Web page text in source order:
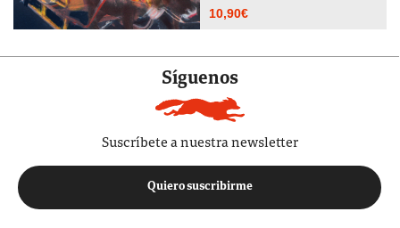
10,90€
Síguenos
Suscríbete a nuestra newsletter
Quiero suscribirme